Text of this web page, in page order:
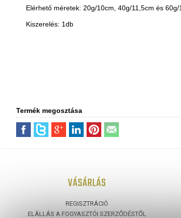
Elérhető méretek: 20g/10cm, 40g/11,5cm és 60g/
Kiszerelés: 1db
Termék megosztása
VÁSÁRLÁS
REGISZTRÁCIÓ
ELÁLLÁS A FOGYASZTÓI SZERZŐDÉSTŐL